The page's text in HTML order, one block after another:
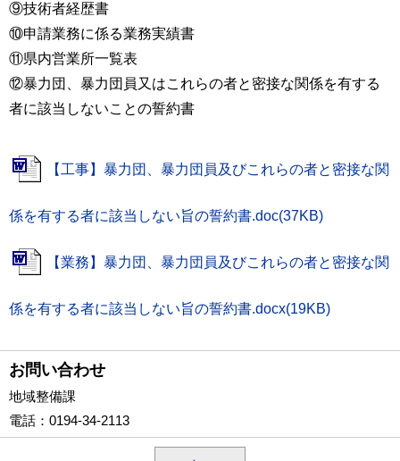
⑨技術者経歴書
⑩申請業務に係る業務実績書
⑪県内営業所一覧表
⑫暴力団、暴力団員又はこれらの者と密接な関係を有する
者に該当しないことの誓約書
【工事】暴力団、暴力団員及びこれらの者と密接な関
係を有する者に該当しない旨の誓約書.doc(37KB)
【業務】暴力団、暴力団員及びこれらの者と密接な関
係を有する者に該当しない旨の誓約書.docx(19KB)
お問い合わせ
地域整備課
電話 ：0194-34-2113